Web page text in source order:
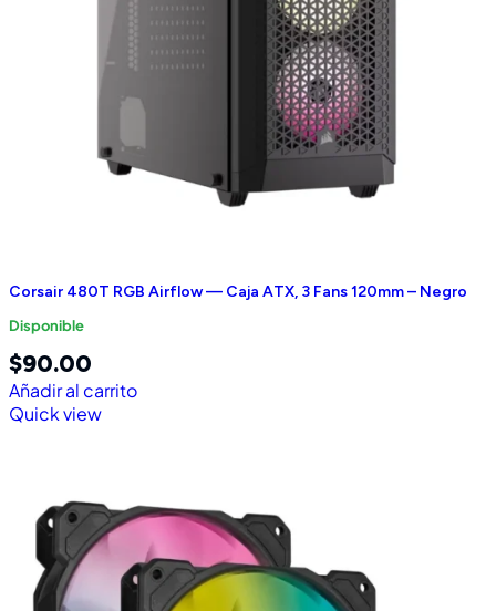
Corsair 480T RGB Airflow — Caja ATX, 3 Fans 120mm – Negro
Disponible
$90.00
Añadir al carrito
Quick view